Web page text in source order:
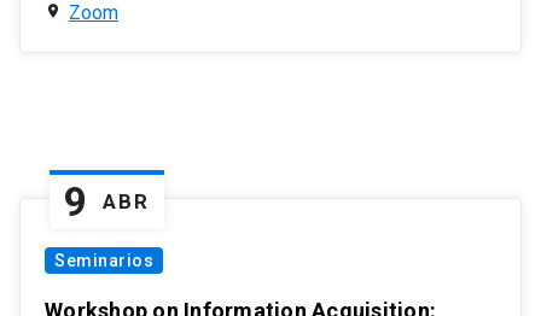
Zoom
9 ABR
Seminarios
Workshop on Information Acquisition: